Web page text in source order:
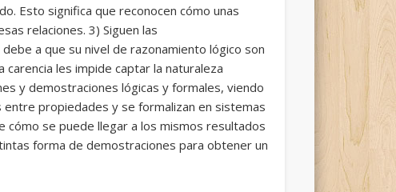
Esto significa que reconocen cómo unas
relaciones. 3) Siguen las
a que su nivel de razonamiento lógico son
les impide captar la naturaleza
y demostraciones lógicas y formales, viendo
entre propiedades y se formalizan en sistemas
cómo se puede llegar a los mismos resultados
forma de demostraciones para obtener un